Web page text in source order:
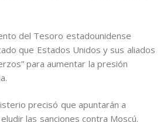
del Tesoro estadounidense
que Estados Unidos y sus aliados
para aumentar la presión
precisó que apuntarán a
las sanciones contra Moscú.